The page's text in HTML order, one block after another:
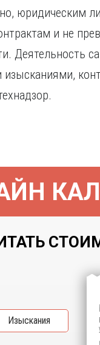
юридическим
и не
Деятельность
Изыскания